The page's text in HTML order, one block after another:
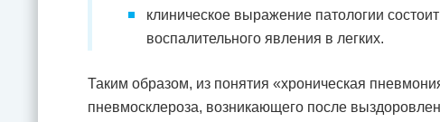
клиническое выражение патологии
воспалительного явления в легких.
Таким образом, из понятия «хроническая
пневмосклероза, возникающего после